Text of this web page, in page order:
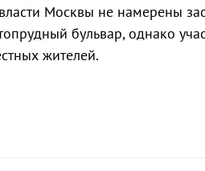
Москвы не намерены
бульвар, однако
жителей.